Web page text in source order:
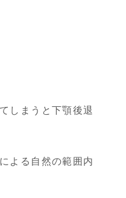
しまうと下顎後退
よる自然の範囲内